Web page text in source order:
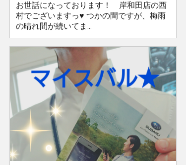
お世話になっております！ 岸和田店の西
村でございますっ♥ つかの間ですが、梅雨
の晴れ間が続いてま...